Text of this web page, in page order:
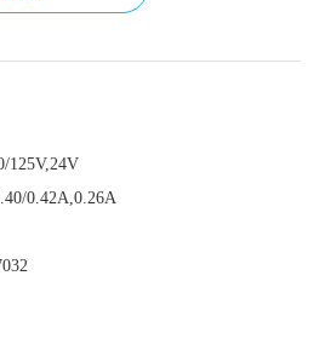
125V,24V
0.42A,0.26A